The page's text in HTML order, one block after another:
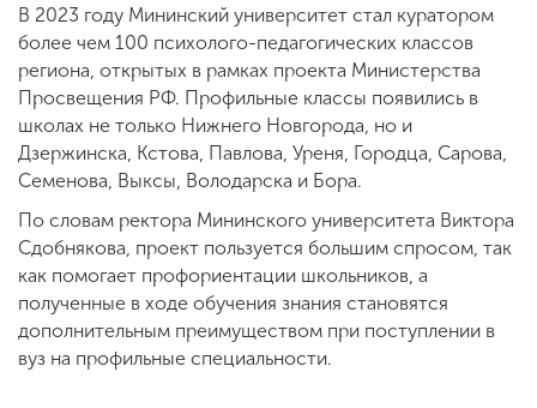
В 2023 году Мининский университет стал куратором
более чем 100 психолого-педагогических классов
региона, открытых в рамках проекта Министерства
Просвещения РФ. Профильные классы появились в
школах не только Нижнего Новгорода, но и
Дзержинска, Кстова, Павлова, Уреня, Городца, Сарова,
Семенова, Выксы, Володарска и Бора.
По словам ректора Мининского университета Виктора
Сдобнякова, проект пользуется большим спросом, так
как помогает профориентации школьников, а
полученные в ходе обучения знания становятся
дополнительным преимуществом при поступлении в
вуз на профильные специальности.